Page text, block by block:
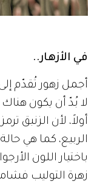
في الأزهار..
أجمل زهور تُقدّم
لا بُدّ أن يكون
أولاً، لأن الزنبق
الربيع، كما هي
باختيار اللون
زهرة التوليب